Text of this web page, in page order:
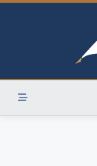
Skip